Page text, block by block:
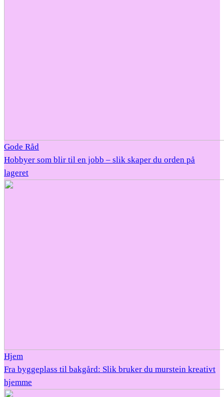
Gode Råd
Hobbyer som blir til en jobb – slik skaper du orden på
lageret
Hjem
Fra byggeplass til bakgård: Slik bruker du murstein kreativt
hjemme